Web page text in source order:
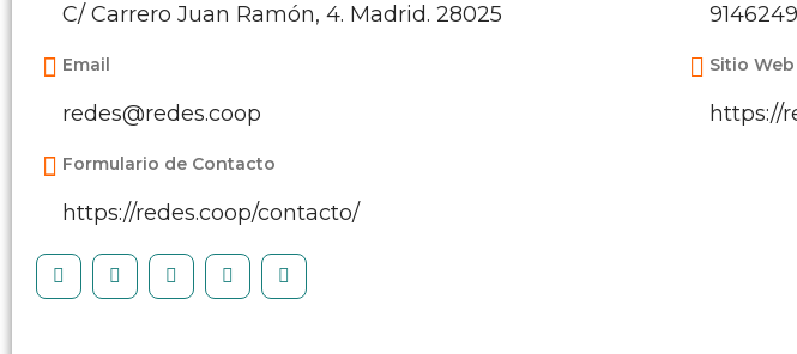
C/ Carrero Juan Ramón, 4. Madrid. 28025
Email
redes@redes.coop
Formulario de Contacto
https://redes.coop/contacto/
Sitio Web
https://